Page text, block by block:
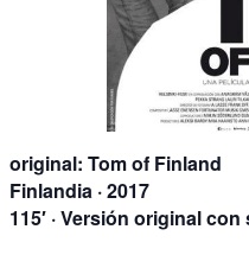
original: Tom of Finland
Finlandia · 2017
115′ · Versión original